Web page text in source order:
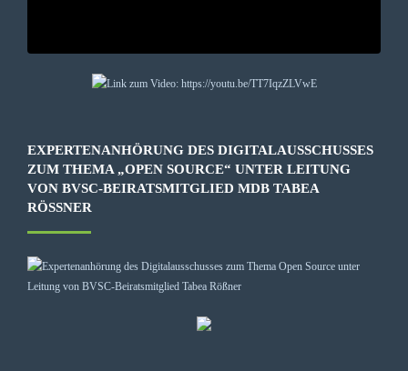
EXPERTENANHÖRUNG DES DIGITALAUSSCHUSSES
ZUM THEMA „OPEN SOURCE“ UNTER LEITUNG
VON BVSC-BEIRATSMITGLIED MDB TABEA
RÖSSNER